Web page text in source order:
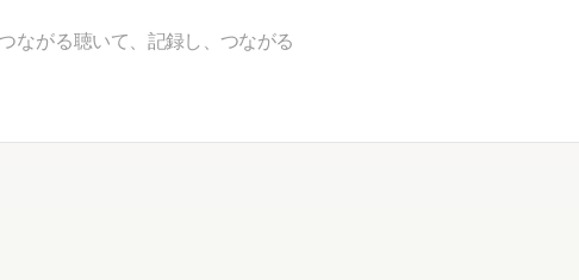
ながる聴いて、記録し、つながる